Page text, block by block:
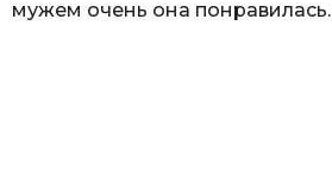
мужем очень она понравилась.